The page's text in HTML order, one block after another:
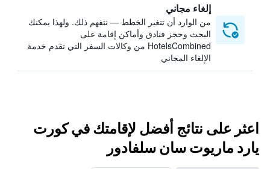
إلغاء مجاني
من الوارد أن تتغير الخطط — نتفهم ذلك. ولهذا يمكنك
البحث وحجز فنادق وأماكن إقامة على
HotelsCombined من وكالات السفر التي تقدم خدمة
الإلغاء المجاني
اعثر على نتائج أفضل لإقامتك في كورت
يارد ماريوت سان سلفادور